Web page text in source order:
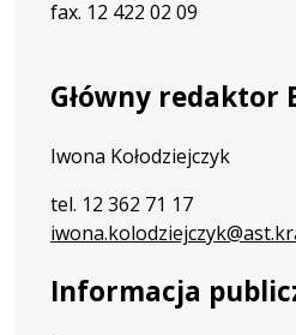
fax. 12 422 02 09
Główny redaktor
Iwona Kołodziejczyk
tel. 12 362 71 17
Informacja